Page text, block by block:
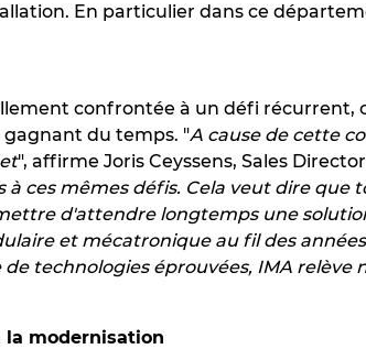
En particulier dans ce
confrontée à un défi récurrent,
du temps. "A cause de cette
", affirme Joris Ceyssens, Sales
ces mêmes défis. Cela veut dire que
d'attendre longtemps une
et mécatronique au fil des
technologies éprouvées, IMA relève
la modernisation